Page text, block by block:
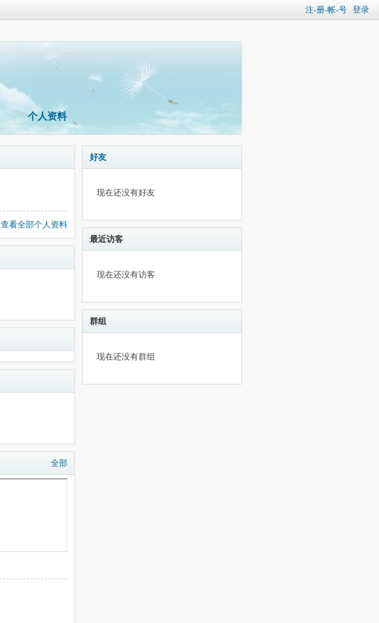
注-册-帐-号 登录
个人资料
查看全部个人资料
全部
好友
现在还没有好友
最近访客
现在还没有访客
群组
现在还没有群组